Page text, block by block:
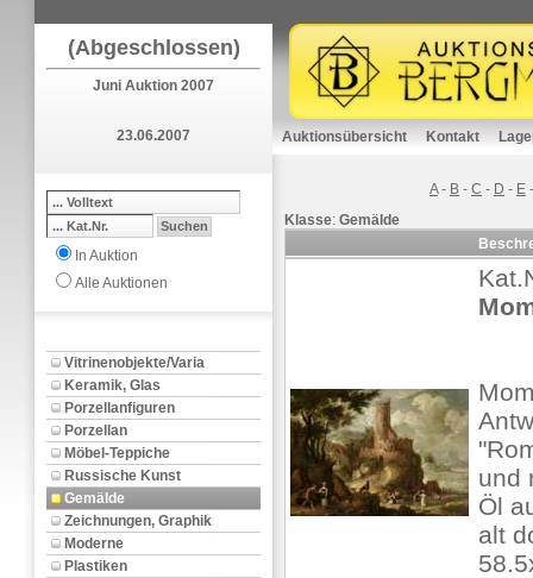
(Abgeschlossen)
Juni Auktion 2007
23.06.2007
In Auktion
Alle Auktionen
Vitrinenobjekte/Varia
Keramik, Glas
Porzellanfiguren
Porzellan
Möbel-Teppiche
Russische Kunst
Gemälde
Zeichnungen, Graphik
Moderne
Plastiken
Auktionsübersicht Kontakt
A- B - C - D - E
Klasse: Gemälde
und
Öl
alt